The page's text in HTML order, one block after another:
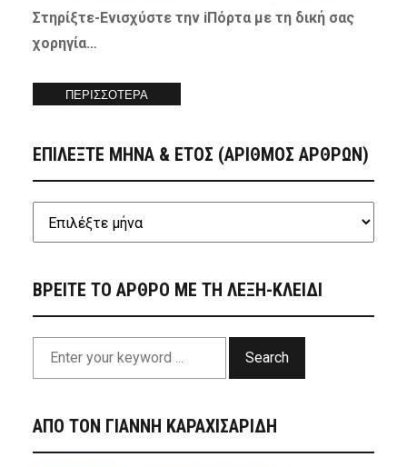
Στηρίξτε-Ενισχύστετην iΠόρτα με τη δική σας
χορηγία…
ΠΕΡΙΣΣΟΤΕΡΑ
ΕΠΙΛΕΞΤΕ ΜΗΝΑ & ΕΤΟΣ (ΑΡΙΘΜΟΣ ΑΡΘΡΩΝ)
ΒΡΕΙΤΕ ΤΟ ΑΡΘΡΟ ΜΕ ΤΗ ΛΕΞΗ-ΚΛΕΙΔΙ
Search
ΑΠΟ ΤΟΝ ΓΙΑΝΝΗ ΚΑΡΑΧΙΣΑΡΙΔΗ